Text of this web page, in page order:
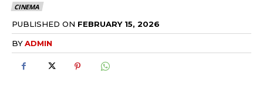
CINEMA
PUBLISHED ON FEBRUARY 15, 2026
BYADMIN